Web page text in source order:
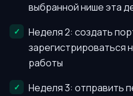
выбранной нише эта
Неделя 2: создать
зарегистрироваться
работы
Неделя 3: отправить